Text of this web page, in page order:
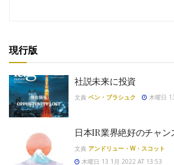
現行版
社説未来に投資
文責 ベン・ブラシュク 木曜日
日本IR業界絶好のチャン
文責 アンドリュー・W・スコット
木曜日 13 1月 2022 AT 13:53